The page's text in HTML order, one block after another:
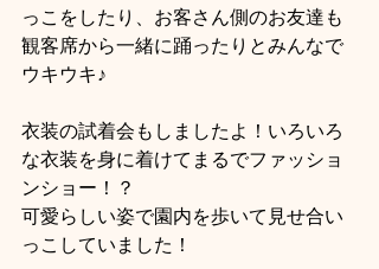
っこをしたり、お客さん側のお友達も
観客席から一緒に踊ったりとみんなで
ウキウキ♪
衣装の試着会もしましたよ！いろいろ
な衣装を身に着けてまるでファッショ
ンショー！？
可愛らしい姿で園内を歩いて見せ合い
っこしていました！